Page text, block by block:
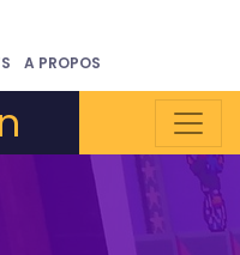
A PROPOS